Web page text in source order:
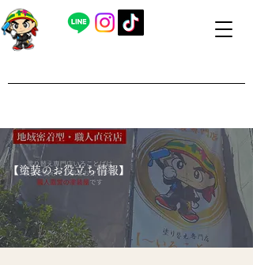
​【塗装のお役立ち情報】